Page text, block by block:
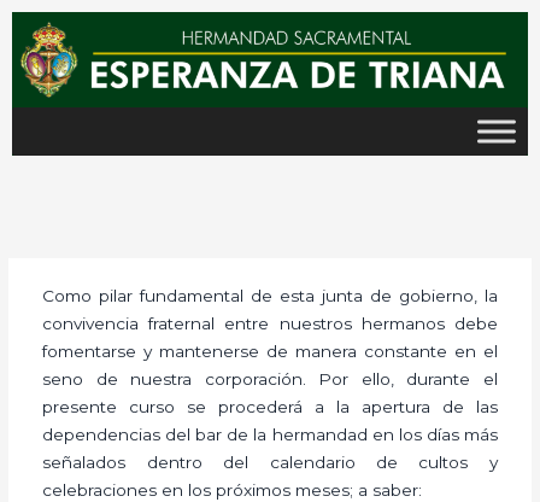
contenido
Como pilar fundamental de esta junta de gobierno, la
convivencia fraternal entre nuestros hermanos debe
fomentarse y mantenerse de manera constante en el
seno de nuestra corporación. Por ello, durante el
presente curso se procederá a la apertura de las
dependencias del bar de la hermandad en los días más
señalados dentro del calendario de cultos y
celebraciones en los próximos meses; a saber: